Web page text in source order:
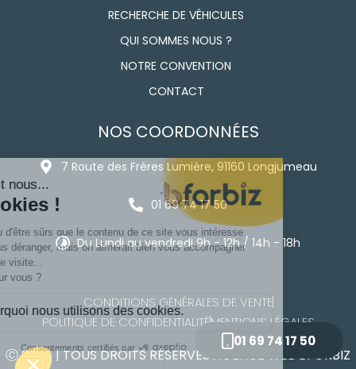
RECHERCHE DE VÉHICULES
QUI SOMMES NOUS ?
NOTRE CONVENTION
CONTACT
NOS COORDONNÉES
7 Route des Frères Lumière, 91160 Longjumeau
01 69 74 17 50
Du Lundi au vendredi 9h - 12h / 14h - 18h
CONDITIONS GÉNÉRALES DE VENTE
POLITIQUE DE CONFIDENTIALITÉMENTIONS LÉGALES
Ⓒ 2024 | TOUS DROITS RÉSERVÉS AGENCE WEB BFORBIZ
01 69 74 17 50